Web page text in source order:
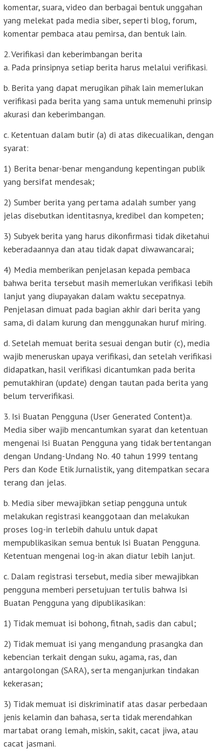
komentar, suara, video dan berbagai bentuk unggahan
yang melekat pada media siber, seperti blog, forum,
komentar pembaca atau pemirsa, dan bentuk lain.
2. Verifikasi dan keberimbangan berita
a. Pada prinsipnya setiap berita harus melalui verifikasi.
b. Berita yang dapat merugikan pihak lain memerlukan
verifikasi pada berita yang sama untuk memenuhi prinsip
akurasi dan keberimbangan.
c. Ketentuan dalam butir (a) di atas dikecualikan, dengan
syarat:
1) Berita benar-benar mengandung kepentingan publik
yang bersifat mendesak;
2) Sumber berita yang pertama adalah sumber yang
jelas disebutkan identitasnya, kredibel dan kompeten;
3) Subyek berita yang harus dikonfirmasi tidak diketahui
keberadaannya dan atau tidak dapat diwawancarai;
4) Media memberikan penjelasan kepada pembaca
bahwa berita tersebut masih memerlukan verifikasi lebih
lanjut yang diupayakan dalam waktu secepatnya.
Penjelasan dimuat pada bagian akhir dari berita yang
sama, di dalam kurung dan menggunakan huruf miring.
d. Setelah memuat berita sesuai dengan butir (c), media
wajib meneruskan upaya verifikasi, dan setelah verifikasi
didapatkan, hasil verifikasi dicantumkan pada berita
pemutakhiran (update) dengan tautan pada berita yang
belum terverifikasi.
3. Isi Buatan Pengguna (User Generated Content)a.
Media siber wajib mencantumkan syarat dan ketentuan
mengenai Isi Buatan Pengguna yang tidak bertentangan
dengan Undang-Undang No. 40 tahun 1999 tentang
Pers dan Kode Etik Jurnalistik, yang ditempatkan secara
terang dan jelas.
b. Media siber mewajibkan setiap pengguna untuk
melakukan registrasi keanggotaan dan melakukan
proses log-in terlebih dahulu untuk dapat
mempublikasikan semua bentuk Isi Buatan Pengguna.
Ketentuan mengenai log-in akan diatur lebih lanjut.
c. Dalam registrasi tersebut, media siber mewajibkan
pengguna memberi persetujuan tertulis bahwa Isi
Buatan Pengguna yang dipublikasikan:
1) Tidak memuat isi bohong, fitnah, sadis dan cabul;
2) Tidak memuat isi yang mengandung prasangka dan
kebencian terkait dengan suku, agama, ras, dan
antargolongan (SARA), serta menganjurkan tindakan
kekerasan;
3) Tidak memuat isi diskriminatif atas dasar perbedaan
jenis kelamin dan bahasa, serta tidak merendahkan
martabat orang lemah, miskin, sakit, cacat jiwa, atau
cacat jasmani.